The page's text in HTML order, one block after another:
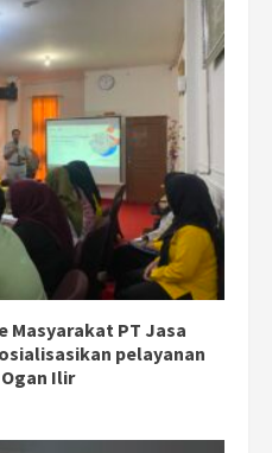
Masyarakat PT Jasa
pelayanan
Ilir